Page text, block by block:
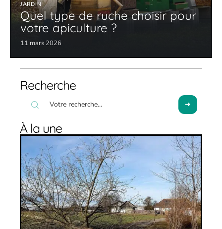
JARDIN
Quel type de ruche choisir pour
votre apiculture ?
11 mars 2026
Recherche
À la une